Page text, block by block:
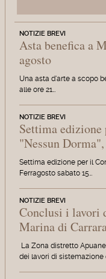
NOTIZIE BREVI
Asta benefica a
agosto
Una asta d'arte a scopo
alle ore 21…
NOTIZIE BREVI
Settima
"Nessun
Settima edizione per il
Ferragosto sabato 15…
NOTIZIE BREVI
Conclusi i lavori
Marina di
La Zona distretto
dei lavori di